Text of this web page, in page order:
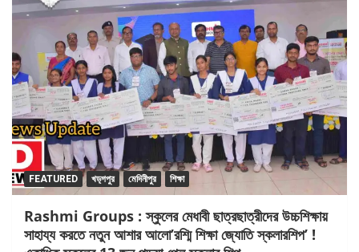
FEATURED খড়্গপুর মেদিনীপুর শিক্ষা
Rashmi Groups : স্কুলের মেধাবী ছাত্রছাত্রীদের উচ্চশিক্ষায়
সাহায্য করতে নতুন আশার আলো’রশ্মি শিক্ষা জ্যোতি স্কলারশিপ’ !